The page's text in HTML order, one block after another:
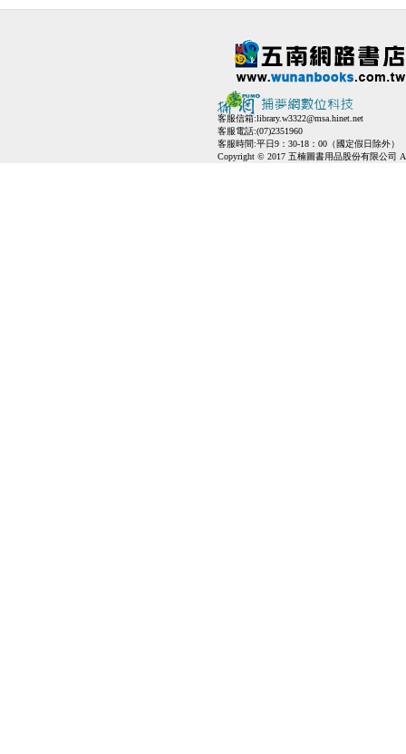
客服信箱:library.w3322@msa.hinet.net
客服電話:(07)2351960
客服時間:平日9：30-18：00（國定假日除外）
Copyright © 2017 五楠圖書用品股份有限公司